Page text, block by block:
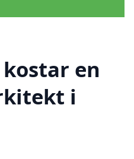
en
i